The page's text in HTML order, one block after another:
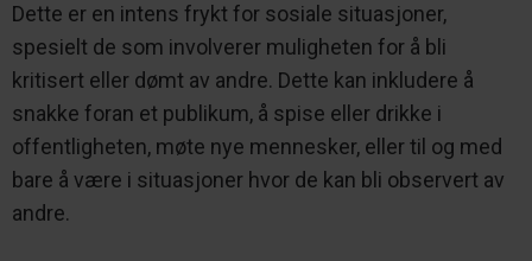
Dette er en intens frykt for sosiale situasjoner,
spesielt de som involverer muligheten for å bli
kritisert eller dømt av andre. Dette kan inkludere å
snakke foran et publikum, å spise eller drikke i
offentligheten, møte nye mennesker, eller til og med
bare å være i situasjoner hvor de kan bli observert av
andre.